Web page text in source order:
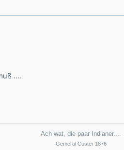
....
Ach wat, die paar Indianer....
Gemeral Custer 1876